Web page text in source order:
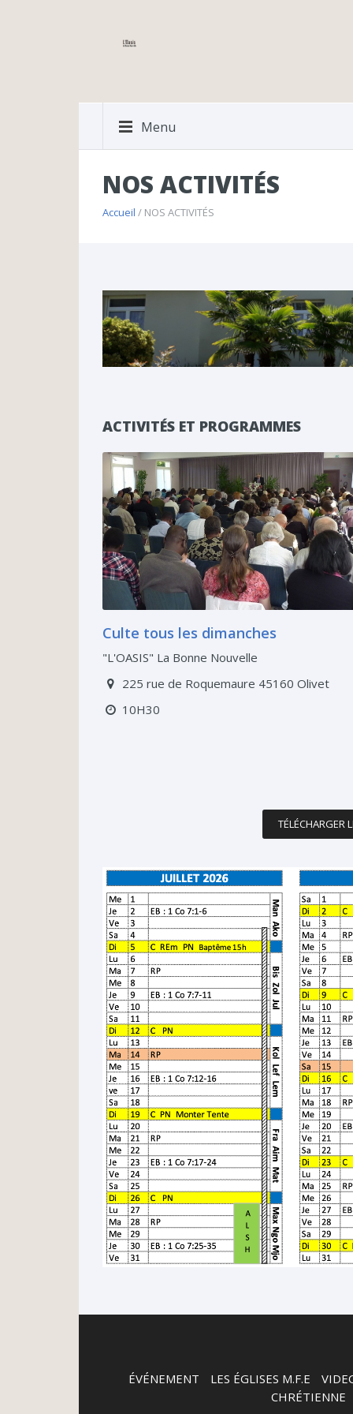
Menu
NOS ACTIVITÉS
Accueil / NOS ACTIVITÉS
ACTIVITÉS ET PROGRAMMES
Culte tous les dimanches
"L'OASIS" La Bonne Nouvelle
225 rue de Roquemaure 45160 Olivet
10H30
TÉLÉCHARGER
ÉVÉNEMENT LES ÉGLISES M.F.E
CHRÉTIENNE